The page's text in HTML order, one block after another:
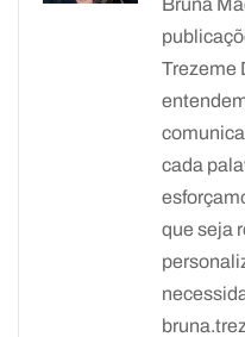
Bruna
Trezeme
cada
que seja